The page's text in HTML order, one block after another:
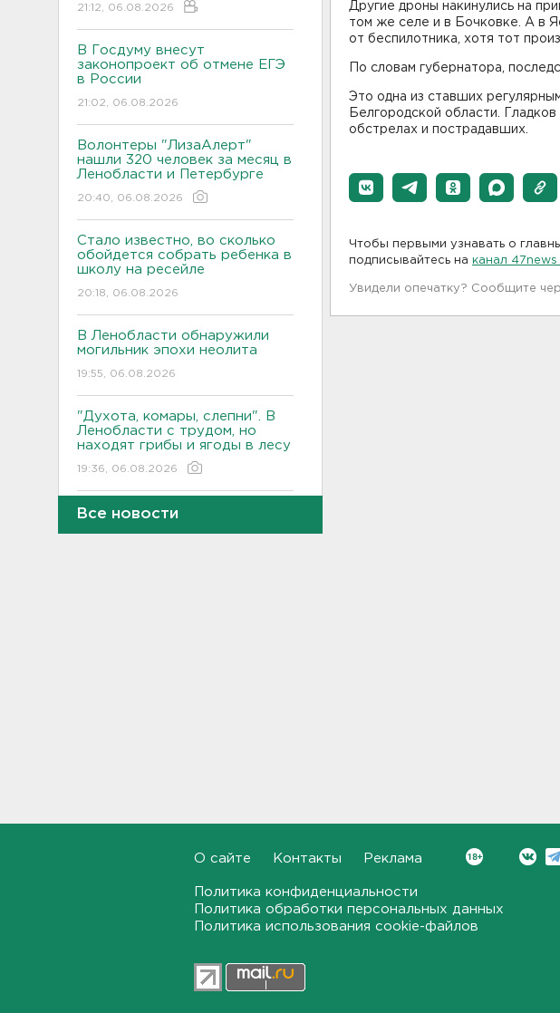
21:12, 06.08.2026
В Госдуму внесут
законопроект об отмене ЕГЭ
в России
21:02, 06.08.2026
Волонтеры "ЛизаАлерт"
нашли 320 человек за месяц в
Ленобласти и Петербурге
20:40, 06.08.2026
Стало известно, во сколько
обойдется собрать ребенка в
школу на ресейле
20:18, 06.08.2026
В Ленобласти обнаружили
могильник эпохи неолита
19:55, 06.08.2026
"Духота, комары, слепни". В
Ленобласти с трудом, но
находят грибы и ягоды в лесу
19:36, 06.08.2026
Ученые пришли к выводу, что
Ленобласти стал уголовным
Фермеры в Ленобласти
смогут получить до 8 млн
Все новости
Другие дроны накинулись на
том же селе и в Бочковке. А в
от беспилотника, хотя тот
По словам губернатора,
Это одна из ставших
Белгородской области.
обстрелах и пострадавших.
Чтобы первыми узнавать о
подписывайтесь на канал 47news
Увидели опечатку? Сообщите
О сайте Контакты Реклама
Политика конфиденциальности
Политика обработки персональных данных
Политика использования cookie-файлов